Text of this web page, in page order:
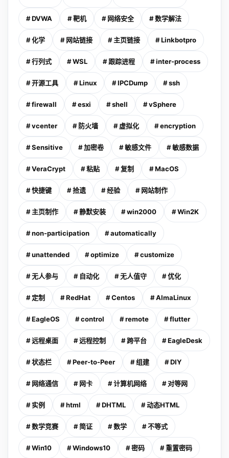
# DVWA # 靶机 # 网络安全 # 数学解法
# 化学 # 网站链接 # 主页链接 # Linkbotpro
# 行列式 # WSL # 跟踪进程 # inter-process
# 开源工具 # Linux # IPCDump # ssh
# firewall # esxi # shell # vSphere
# vcenter # 防火墙 # 虚拟化 # encryption
# Sensitive # 加密卷 # 敏感文件 # 敏感数据
# VeraCrypt # 粘贴 # 复制 # MacOS
# 快捷键 # 拾遗 # 经验 # 网站制作
# 主页制作 # 静默安装 # win2000 # Win2K
# non-participation # automatically
# unattended # optimize # customize
# 无人参与 # 自动化 # 无人值守 # 优化
# 定制 # RedHat # Centos # AlmaLinux
# EagleOS # control # remote # flutter
# 远程桌面 # 远程控制 # 跨平台 # EagleDesk
# 状态栏 # Peer-to-Peer # 组建 # DIY
# 网络通信 # 网卡 # 计算机网络 # 对等网
# 实例 # html # DHTML # 动态HTML
# 数学竞赛 # 简证 # 数学 # 不等式
# Win10 # Windows10 # 密码 # 重置密码